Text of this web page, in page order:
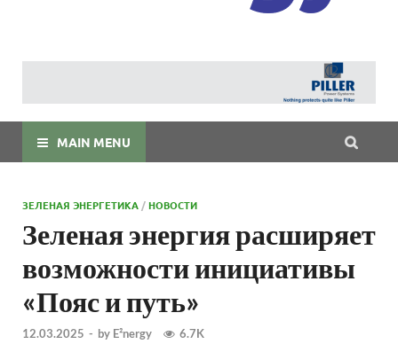
MAIN MENU
ЗЕЛЕНАЯ ЭНЕРГЕТИКА /НОВОСТИ
Зеленая энергия расширяет
возможности инициативы
«Пояс и путь»
12.03.2025 - by E²nergy 6.7K